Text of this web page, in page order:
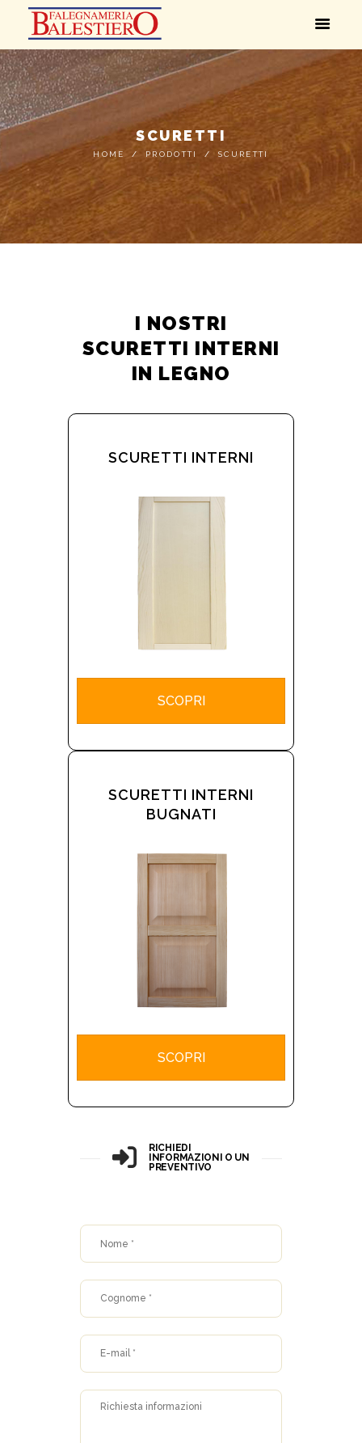
SCURETTI
HOME PRODOTTI SCURETTI
I NOSTRI
SCURETTI INTERNI
IN LEGNO
SCURETTI INTERNI
SCOPRI
SCURETTI INTERNI
BUGNATI
SCOPRI
RICHIEDI
INFORMAZIONI O UN
PREVENTIVO